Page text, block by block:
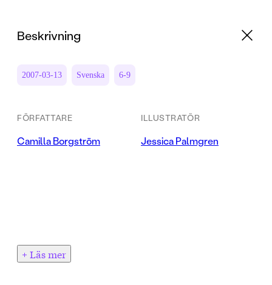
Beskrivning
2007-03-13 Svenska 6-9
FÖRFATTARE
Camilla Borgström
ILLUSTRATÖR
Jessica Palmgren
+ Läs mer